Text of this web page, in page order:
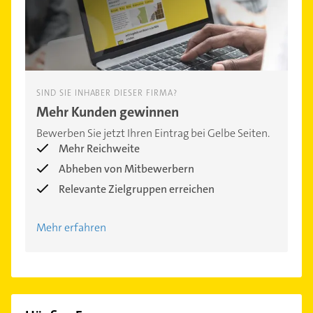
SIND SIE INHABER DIESER FIRMA?
Mehr Kunden gewinnen
Bewerben Sie jetzt Ihren Eintrag bei Gelbe Seiten.
Mehr Reichweite
Abheben von Mitbewerbern
Relevante Zielgruppen erreichen
Mehr erfahren